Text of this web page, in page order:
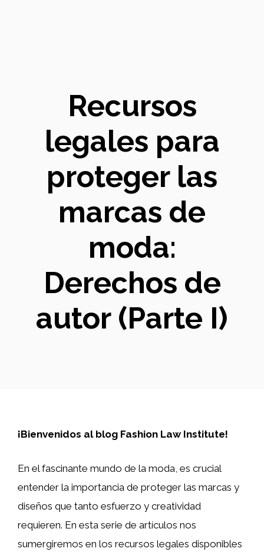
Recursos
legales para
proteger las
marcas de
moda:
Derechos de
autor (Parte I)
¡Bienvenidos al blog Fashion Law Institute!
En el fascinante mundo de la moda, es crucial
entender la importancia de proteger las marcas y
diseños que tanto esfuerzo y creatividad
requieren. En esta serie de artículos nos
sumergiremos en los recursos legales disponibles